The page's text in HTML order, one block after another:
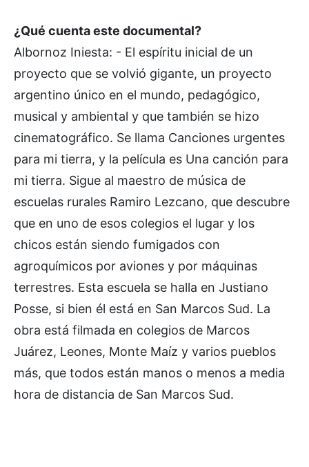
¿Qué cuenta este documental?
Albornoz Iniesta: - El espíritu inicial de un
proyecto que se volvió gigante, un proyecto
argentino único en el mundo, pedagógico,
musical y ambiental y que también se hizo
cinematográfico. Se llama Canciones urgentes
para mi tierra, y la película es Una canción para
mi tierra. Sigue al maestro de música de
escuelas rurales Ramiro Lezcano, que descubre
que en uno de esos colegios el lugar y los
chicos están siendo fumigados con
agroquímicos por aviones y por máquinas
terrestres. Esta escuela se halla en Justiano
Posse, si bien él está en San Marcos Sud. La
obra está filmada en colegios de Marcos
Juárez, Leones, Monte Maíz y varios pueblos
más, que todos están manos o menos a media
hora de distancia de San Marcos Sud.